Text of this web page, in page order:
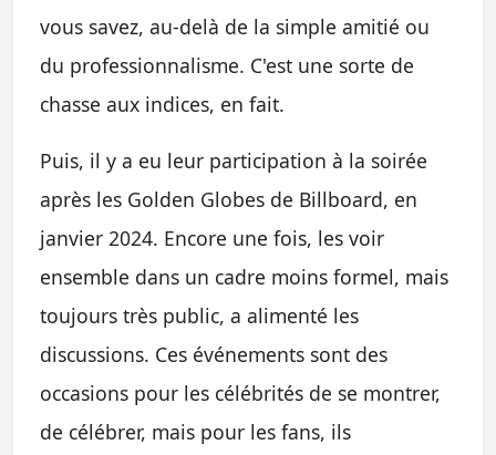
vous savez, au-delà de la simple amitié ou
du professionnalisme. C'est une sorte de
chasse aux indices, en fait.
Puis, il y a eu leur participation à la soirée
après les Golden Globes de Billboard, en
janvier 2024. Encore une fois, les voir
ensemble dans un cadre moins formel, mais
toujours très public, a alimenté les
discussions. Ces événements sont des
occasions pour les célébrités de se montrer,
de célébrer, mais pour les fans, ils